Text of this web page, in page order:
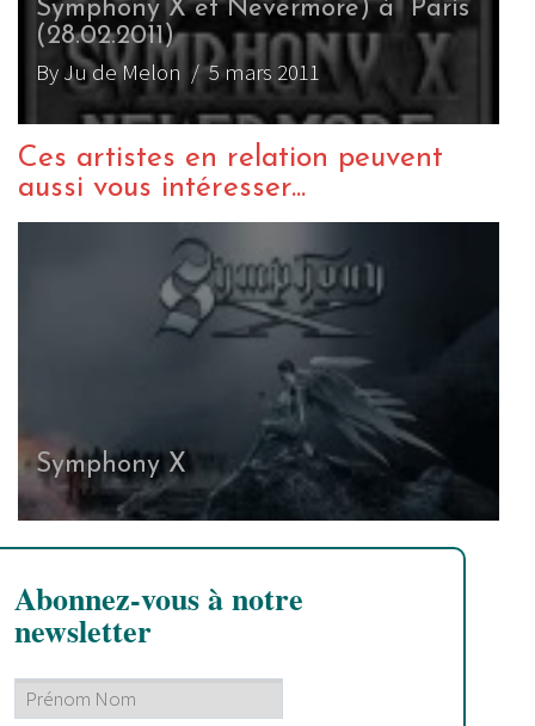
Symphony X et Nevermore) à Paris
(28.02.2011)
By Ju de Melon / 5 mars 2011
Ces artistes en relation peuvent
aussi vous intéresser...
Symphony X
Abonnez-vous à notre
newsletter